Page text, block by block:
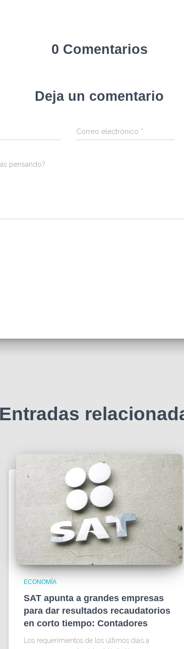
0 Comentarios
Deja un comentario
Correo electrónico *
pensando?
Entradas
ECONOMÍA
SAT apunta a grandes empresas
para dar resultados recaudatorios
en corto tiempo: Contadores
Los requerimientos de los últimos días a